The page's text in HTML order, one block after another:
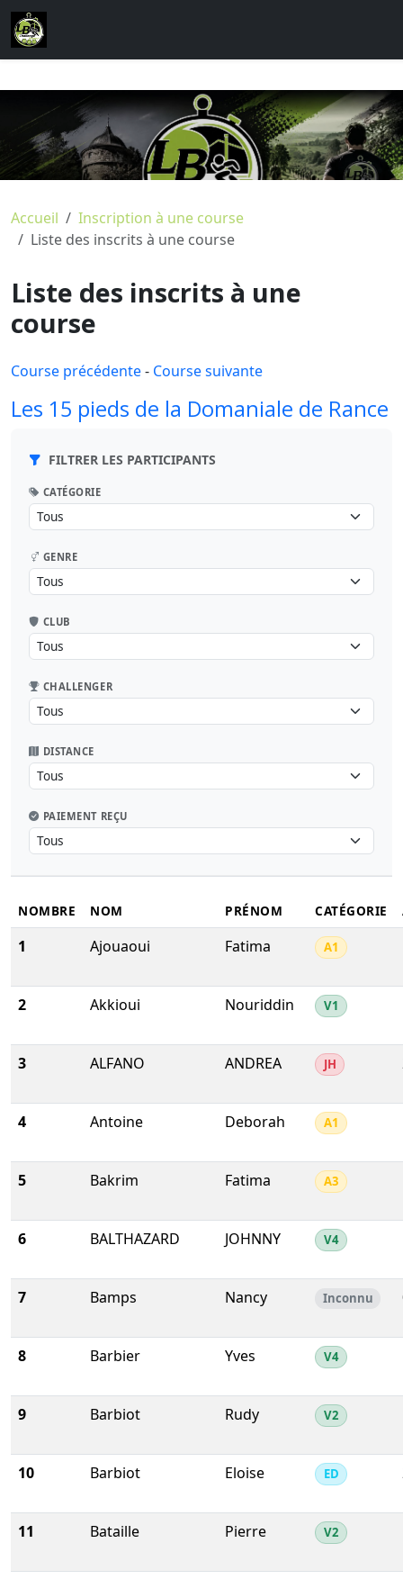
Accueil
Inscription à une course
Liste des inscrits à une course
Liste des inscrits à une
course
Course précédente- Course suivante
Les 15 pieds de la Domaniale de Rance
FILTRER LES PARTICIPANTS
CATÉGORIE
GENRE
CLUB
CHALLENGER
DISTANCE
PAIEMENT REÇU
NOMBRE NOM PRÉNOM CATÉGORIE
1 Ajouaoui Fatima A1
2 Akkioui Nouriddin V1
3 ALFANO ANDREA JH
4 Antoine Deborah A1
5 Bakrim Fatima A3
6 BALTHAZARD JOHNNY V4
7 Bamps Nancy Inconnu
8 Barbier Yves V4
9 Barbiot Rudy V2
10 Barbiot Eloise ED
11 Bataille Pierre V2